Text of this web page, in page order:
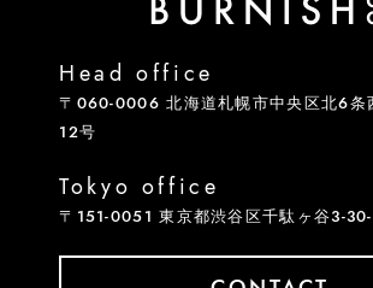
Head office
〒060-0006 北海道札幌市中央区北6条
12号
Tokyo office
〒151-0051 東京都渋谷区千駄ヶ谷3-